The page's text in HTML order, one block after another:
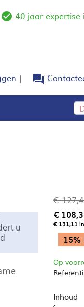
40 jaar
forum
u
€
€
€ 131,11
15%
Op
Inhoud